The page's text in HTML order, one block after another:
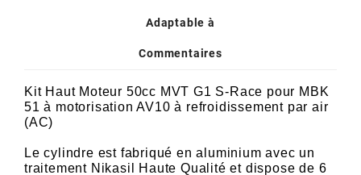
ARIETE
ARMLOCK
Adaptable à
Commentaires
Kit Haut Moteur 50cc MVT G1 S-Race pour MBK
51 à motorisation AV10 à refroidissement par air
(AC)
Le cylindre est fabriqué en aluminium avec un
traitement Nikasil Haute Qualité et dispose de 6